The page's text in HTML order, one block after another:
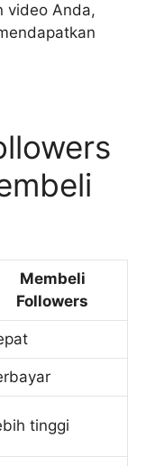
video Anda,
Membeli
Followers
tinggi